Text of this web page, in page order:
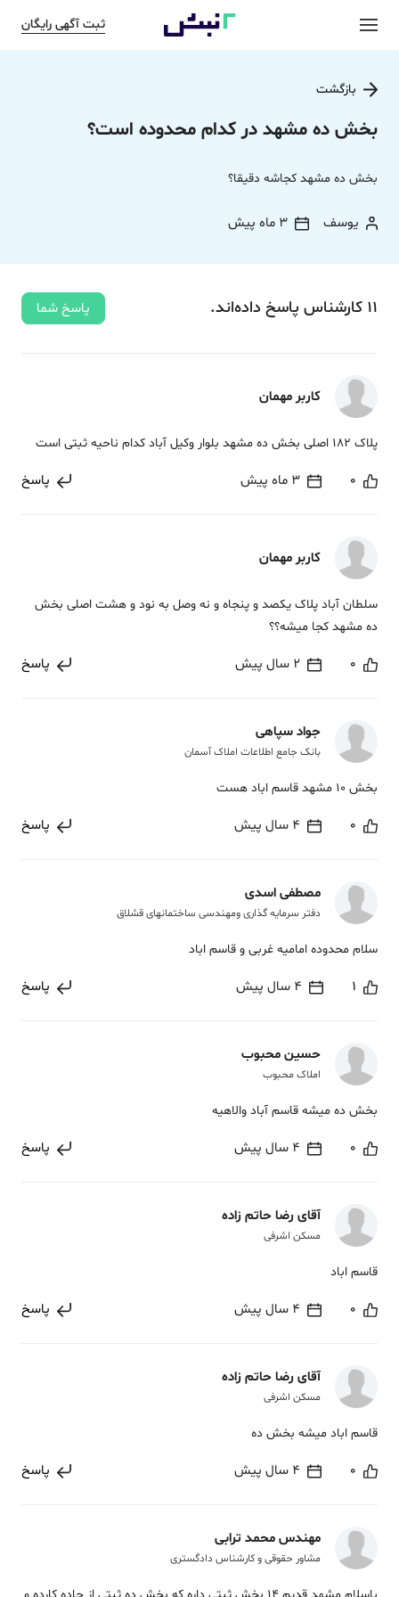
ثبت آگهی رایگان
بازگشت
بخش ده مشهد در کدام محدوده است؟
بخش ده مشهد کجاشه دقیقا؟
یوسف 3 ماه پیش
11 کارشناس پاسخ داده‌اند. پاسخ شما
کاربر مهمان
پلاک 182 اصلی بخش ده مشهد بلوار وکیل آباد کدام ناحیه ثبتی است
0 3 ماه پیش پاسخ
کاربر مهمان
سلطان آباد پلاک یکصد و پنجاه و نه وصل به نود و هشت اصلی بخش
ده مشهد کجا میشه؟؟
0 2 سال پیش پاسخ
جواد سپاهی
بانک جامع اطلاعات املاک آسمان
بخش 10 مشهد قاسم اباد هست
0 4 سال پیش پاسخ
مصطفی اسدی
دفتر سرمایه گذاری ومهندسی ساختمانهای قشلاق
سلام محدوده امامیه غربی و قاسم اباد
1 4 سال پیش پاسخ
حسین محبوب
املاک محبوب
بخش ده میشه قاسم آباد والاهیه
0 4 سال پیش پاسخ
آقای رضا حاتم زاده
مسکن اشرفی
قاسم اباد
0 4 سال پیش پاسخ
آقای رضا حاتم زاده
مسکن اشرفی
قاسم اباد میشه بخش ده
0 4 سال پیش پاسخ
مهندس محمد ترابی
مشاور حقوقی و کارشناس دادگستری